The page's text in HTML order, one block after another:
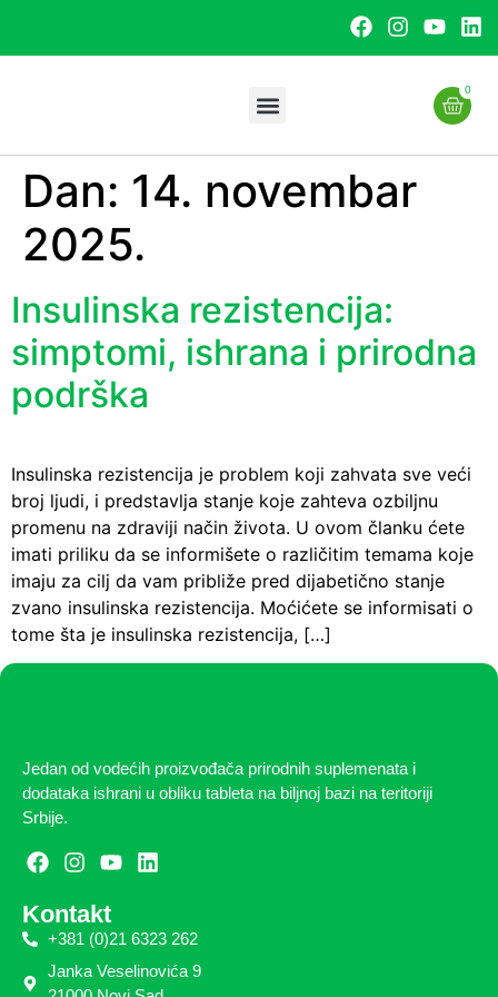
0
Dan: 14. novembar
2025.
Insulinska rezistencija:
simptomi, ishrana i prirodna
podrška
Insulinska rezistencija je problem koji zahvata sve veći
broj ljudi, i predstavlja stanje koje zahteva ozbiljnu
promenu na zdraviji način života. U ovom članku ćete
imati priliku da se informišete o različitim temama koje
imaju za cilj da vam približe pred dijabetično stanje
zvano insulinska rezistencija. Moćićete se informisati o
tome šta je insulinska rezistencija, […]
Jedan od vodećih proizvođača prirodnih suplemenata i
dodataka ishrani u obliku tableta na biljnoj bazi na teritoriji
Srbije.
Kontakt
+381 (0)21 6323 262
Janka Veselinovića 9